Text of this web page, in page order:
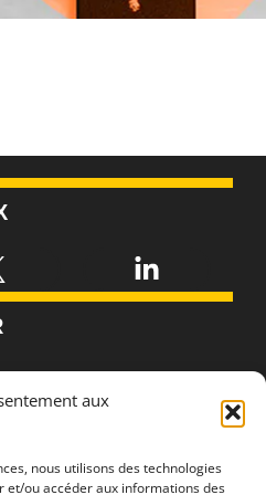
aux
nous utilisons des technologies
et/ou accéder aux informations des